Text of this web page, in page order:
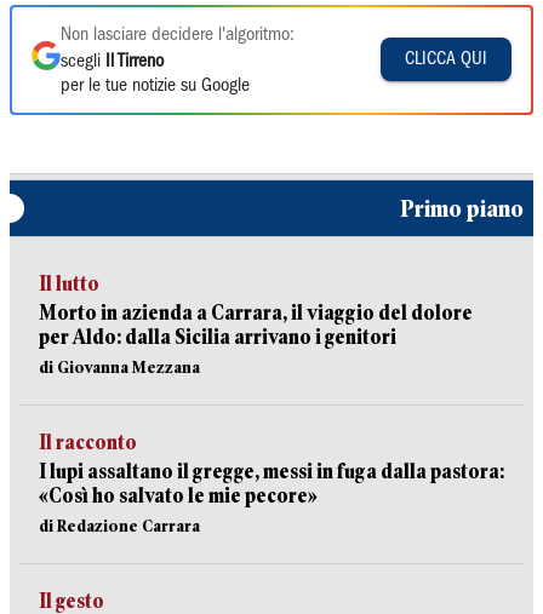
Non lasciare decidere l'algoritmo:
scegli
Il Tirreno
per le tue notizie su Google
CLICCA QUI
Primo piano
Il lutto
Morto in azienda a Carrara, il viaggio del dolore
per Aldo: dalla Sicilia arrivano i genitori
di Giovanna Mezzana
Il racconto
I lupi assaltano il gregge, messi in fuga dalla pastora:
«Così ho salvato le mie pecore»
di Redazione Carrara
Il gesto